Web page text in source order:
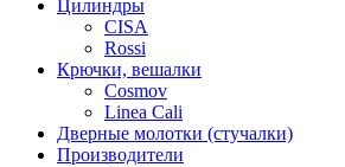
Цилиндры
CISA
Rossi
Крючки, вешалки
Cosmov
Linea Cali
Дверные молотки (стучалки)
Производители